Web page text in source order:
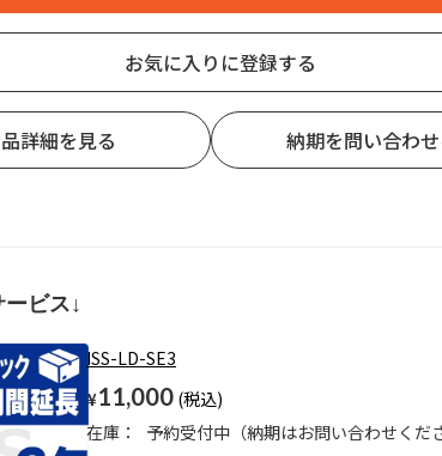
ビス↓
ISS-LD-SE3
¥11,000
在庫：
予約受付中（納期はお問い合わせくださ
お気に入りに登録する
詳細を見る 納期を問い合わ